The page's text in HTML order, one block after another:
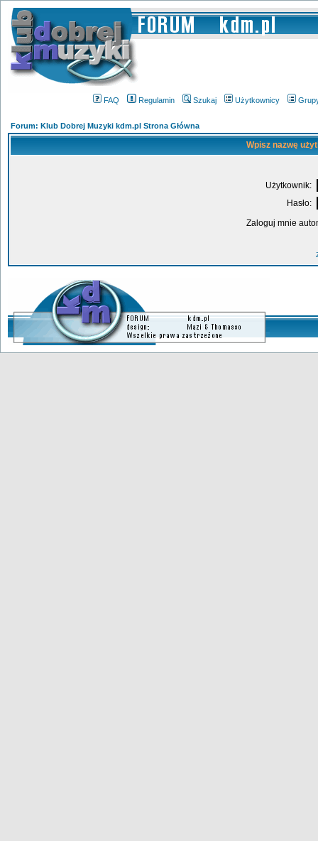
FAQ Regulamin Szukaj Użytkownicy
Forum: Klub Dobrej Muzyki kdm.pl Strona Główna
Wpisz nazwę
Użytkownik:
Hasło:
Zaloguj mnie